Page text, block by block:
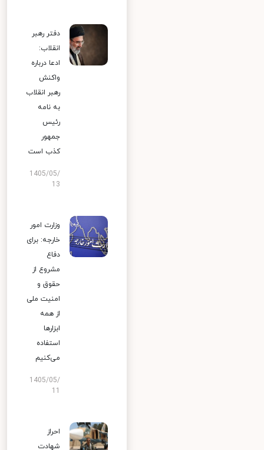
دفتر رهبر
انقلاب:
ادعا درباره
واکنش
رهبر انقلاب
به نامه
رئیس
جمهور
کذب است
1405/05/
13
وزارت امور
خارجه: برای
دفاع
مشروع از
حقوق و
امنیت ملی
از همه
ابزارها
استفاده
می‌کنیم
1405/05/
احراز
شهادت